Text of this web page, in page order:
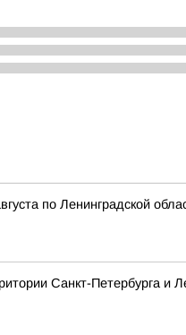
по Ленинградской
Санкт-Петербурга и